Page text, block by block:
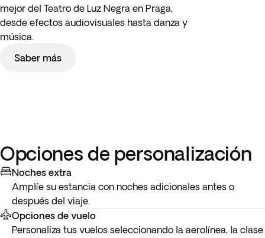
mejor del Teatro de Luz Negra en Praga,
desde efectos audiovisuales hasta danza y
música.
Saber más
Opciones de personalización
Noches extra
Amplíe su estancia con noches adicionales antes o
después del viaje.
Opciones de vuelo
Personaliza tus vuelos seleccionando la aerolínea, la clase